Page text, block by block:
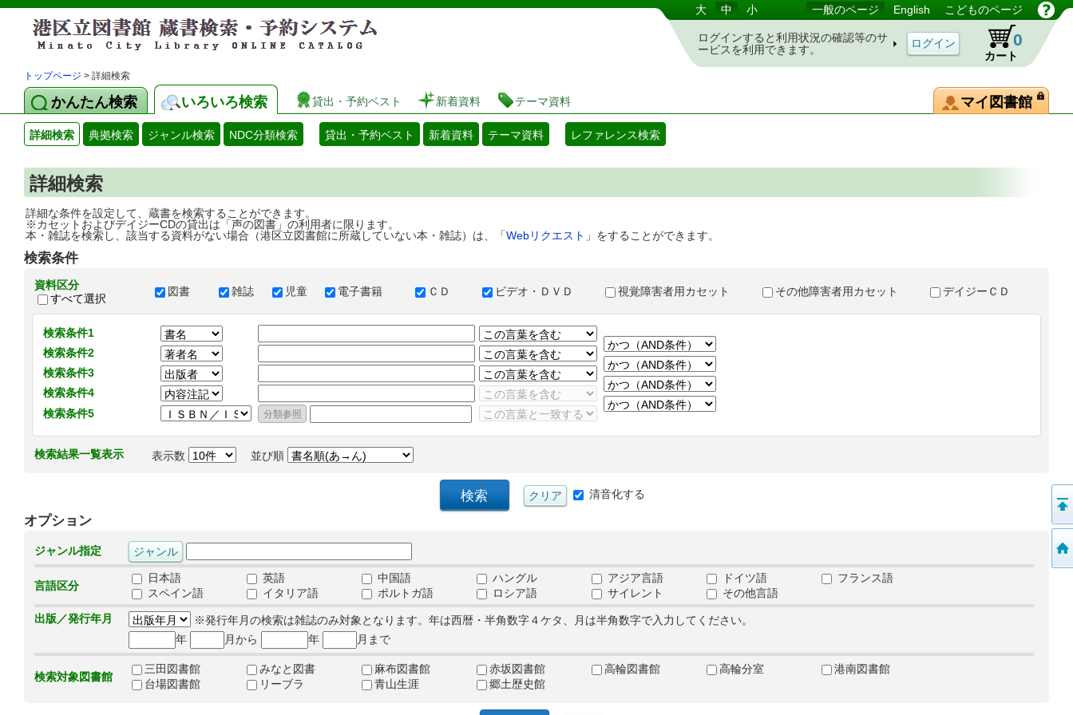
港区立図書館 蔵書検索・予約システム 大 中 小 一般のページ English こどものページ
ログインすると利用状況の確認等のサ
ービスを利用できます。
カート
0
トップページ > 詳細検索
かんたん検索 いろいろ検索 貸出・予約ベスト 新着資料 テーマ資料 マイ図書館
詳細検索 典拠検索 ジャンル検索 NDC分類検索 貸出・予約ベスト 新着資料 テーマ資料 レファレンス検索
詳細検索
詳細な条件を設定して、蔵書を検索することができます。
※カセットおよびデイジーCDの貸出は「声の図書」の利用者に限ります。
本・雑誌を検索し、該当する資料がない場合（港区立図書館に所蔵していない本・雑誌）は、「Webリクエスト 」をすることができます。
検索条件
資料区分
すべて選択
図書 雑誌 児童 電子書籍 ＣＤ ビデオ・ＤＶＤ 視覚障害者用カセット その他障害者用カセット デイジーＣＤ
検索条件1
検索条件2
検索条件3
検索条件4
検索条件5
検索結果一覧表示 表示数 並び順
清音化する
オプション
ジャンル指定
言語区分
日本語 英語 中国語 ハングル アジア言語 ドイツ語
フランス語
スペイン語
イタリア語 ポルトガ語 ロシア語 サイレント
その他言語
出版／発行年月
※発行年月の検索は雑誌のみ対象となります。年は西暦・半角数字４ケタ、月は半角数字で入力してください。
年
月から 年 月まで
検索対象図書館
三田図書館 みなと図書 麻布図書館 赤坂図書館 高輪図書館 高輪分室
港南図書館
台場図書館
リーブラ 青山生涯 郷土歴史館